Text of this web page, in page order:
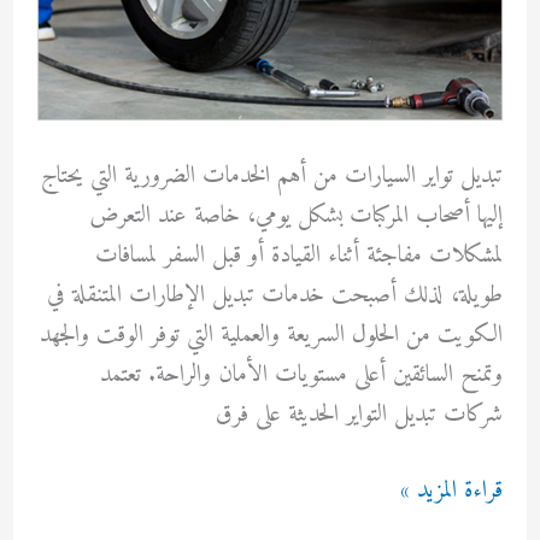
تبديل تواير السيارات من أهم الخدمات الضرورية التي يحتاج
إليها أصحاب المركبات بشكل يومي، خاصة عند التعرض
لمشكلات مفاجئة أثناء القيادة أو قبل السفر لمسافات
طويلة، لذلك أصبحت خدمات تبديل الإطارات المتنقلة في
الكويت من الحلول السريعة والعملية التي توفر الوقت والجهد
وتمنح السائقين أعلى مستويات الأمان والراحة. تعتمد
شركات تبديل التواير الحديثة على فرق
تبديل
قراءة المزيد »